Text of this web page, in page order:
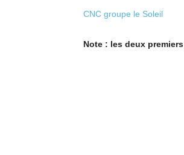
CNC groupe le Soleil
Note : les deux